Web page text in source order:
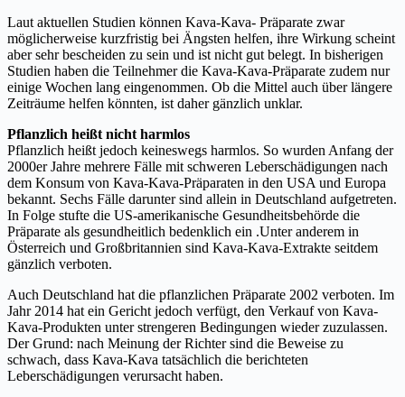
Laut aktuellen Studien können Kava-Kava- Präparate zwar
möglicherweise kurzfristig bei Ängsten helfen, ihre Wirkung scheint
aber sehr bescheiden zu sein und ist nicht gut belegt. In bisherigen
Studien haben die Teilnehmer die Kava-Kava-Präparate zudem nur
einige Wochen lang eingenommen. Ob die Mittel auch über längere
Zeiträume helfen könnten, ist daher gänzlich unklar.
Pflanzlich heißt nicht harmlos
Pflanzlich heißt jedoch keineswegs harmlos. So wurden Anfang der
2000er Jahre mehrere Fälle mit schweren Leberschädigungen nach
dem Konsum von Kava-Kava-Präparaten in den USA und Europa
bekannt. Sechs Fälle darunter sind allein in Deutschland aufgetreten.
In Folge stufte die US-amerikanische Gesundheitsbehörde die
Präparate als gesundheitlich bedenklich ein .Unter anderem in
Österreich und Großbritannien sind Kava-Kava-Extrakte seitdem
gänzlich verboten.
Auch Deutschland hat die pflanzlichen Präparate 2002 verboten. Im
Jahr 2014 hat ein Gericht jedoch verfügt, den Verkauf von Kava-
Kava-Produkten unter strengeren Bedingungen wieder zuzulassen.
Der Grund: nach Meinung der Richter sind die Beweise zu
schwach, dass Kava-Kava tatsächlich die berichteten
Leberschädigungen verursacht haben.